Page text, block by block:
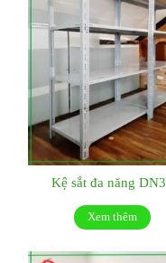
Kệ sắt đa năng
Xem thêm